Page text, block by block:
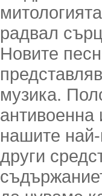
радвал
Новите
музика.
антивоенна
нашите най-
други